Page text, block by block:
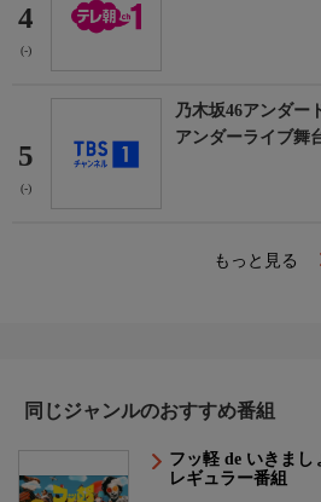
4
(-)
5
(-)
乃木坂46アンダー
アンダーライブ舞
もっと見る
同じジャンルのおすすめ番組
フッ軽 de いきま
レギュラー番組